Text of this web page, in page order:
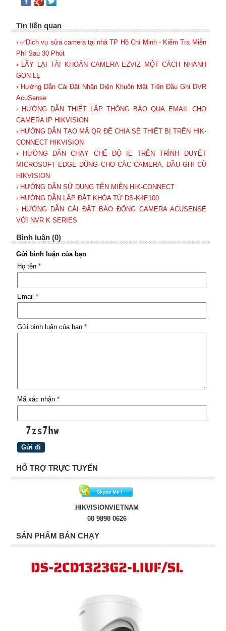
Tin liên quan
› ✅Dịch vụ sửa camera tại nhà TP Hồ Chí Minh - Kiểm Tra Miễn
Phí Sau 30 Phút
› LẤY LẠI TÀI KHOẢN CAMERA EZVIZ MỘT CÁCH NHANH
GỌN LẸ
› Hướng Dẫn Cài Đặt Nhận Diện Khuôn Mặt Trên Đầu Ghi DVR
AcuSense
› HƯỚNG DẪN THIẾT LẬP THÔNG BÁO QUA EMAIL CHO
CAMERA IP HIKVISION
› HƯỚNG DẪN TẠO MÃ QR ĐỂ CHIA SẺ THIẾT BỊ TRÊN HIK-
CONNECT HIKVISION
› HƯỚNG DẪN CHẠY CHẾ ĐỘ IE TRÊN TRÌNH DUYỆT
MICROSOFT EDGE DÙNG CHO CÁC CAMERA, ĐẦU GHI CŨ
HIKVISION
› HƯỚNG DẪN SỬ DỤNG TÊN MIỀN HIK-CONNECT
› HƯỚNG DẪN LẮP ĐẶT KHÓA TỪ DS-K4E100
› HƯỚNG DẪN CÀI ĐẶT BÁO ĐỘNG CAMERA ACUSENSE
VỚI NVR K SERIES
Bình luận (0)
Gửi bình luận của bạn
Họ tên *
Email *
Gửi bình luận của bạn *
Mã xác nhận *
HỖ TRỢ TRỰC TUYẾN
HIKVISIONVIETNAM
08 9898 0626
SẢN PHẨM BÁN CHẠY